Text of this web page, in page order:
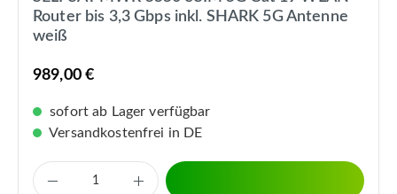
Router bis 3,3 Gbps inkl. SHARK 5G Antenne
weiß
989,00 €
sofort ab Lager verfügbar
Versandkostenfrei in DE